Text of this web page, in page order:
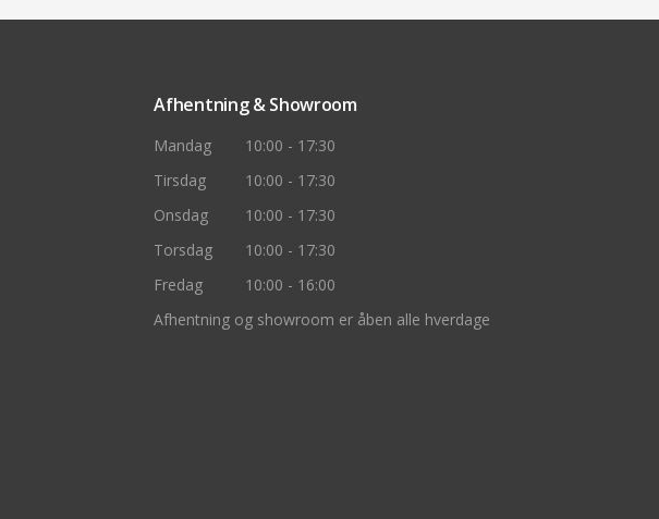
Afhentning & Showroom
Mandag
10:00 - 17:30
Tirsdag
10:00 - 17:30
Onsdag
10:00 - 17:30
Torsdag
10:00 - 17:30
Fredag
10:00 - 16:00
Afhentning og showroom er åben alle hverdage